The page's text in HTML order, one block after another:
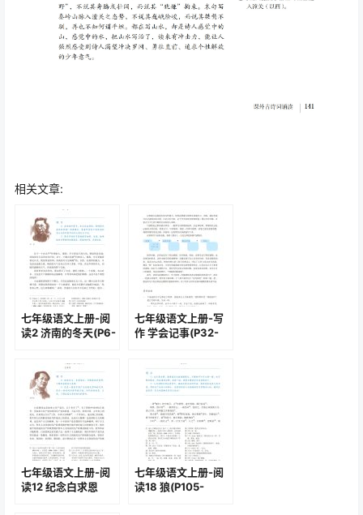
相关文章:
七年级语文上册-阅
读2 济南的冬天(P6-
七年级语文上册-写
作 学会记事(P32-
七年级语文上册-阅
读12 纪念白求恩
七年级语文上册-阅
读18 狼(P105-